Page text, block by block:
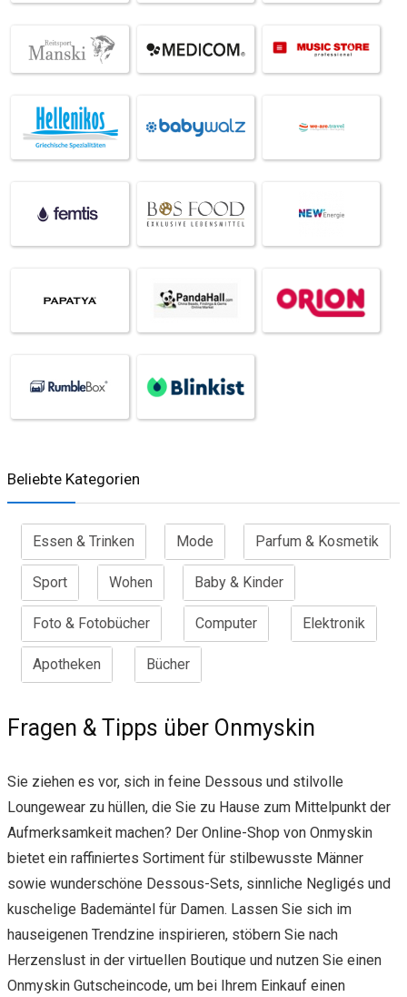
Beliebte Kategorien
Essen & Trinken Mode Parfum & Kosmetik
Sport Wohen Baby & Kinder
Foto & Fotobücher Computer Elektronik
Apotheken Bücher
Fragen & Tipps über Onmyskin
Sie ziehen es vor, sich in feine Dessous und stilvolle
Loungewear zu hüllen, die Sie zu Hause zum Mittelpunkt der
Aufmerksamkeit machen? Der Online-Shop von Onmyskin
bietet ein raffiniertes Sortiment für stilbewusste Männer
sowie wunderschöne Dessous-Sets, sinnliche Negligés und
kuschelige Bademäntel für Damen. Lassen Sie sich im
hauseigenen Trendzine inspirieren, stöbern Sie nach
Herzenslust in der virtuellen Boutique und nutzen Sie einen
Onmyskin Gutscheincode, um bei Ihrem Einkauf einen